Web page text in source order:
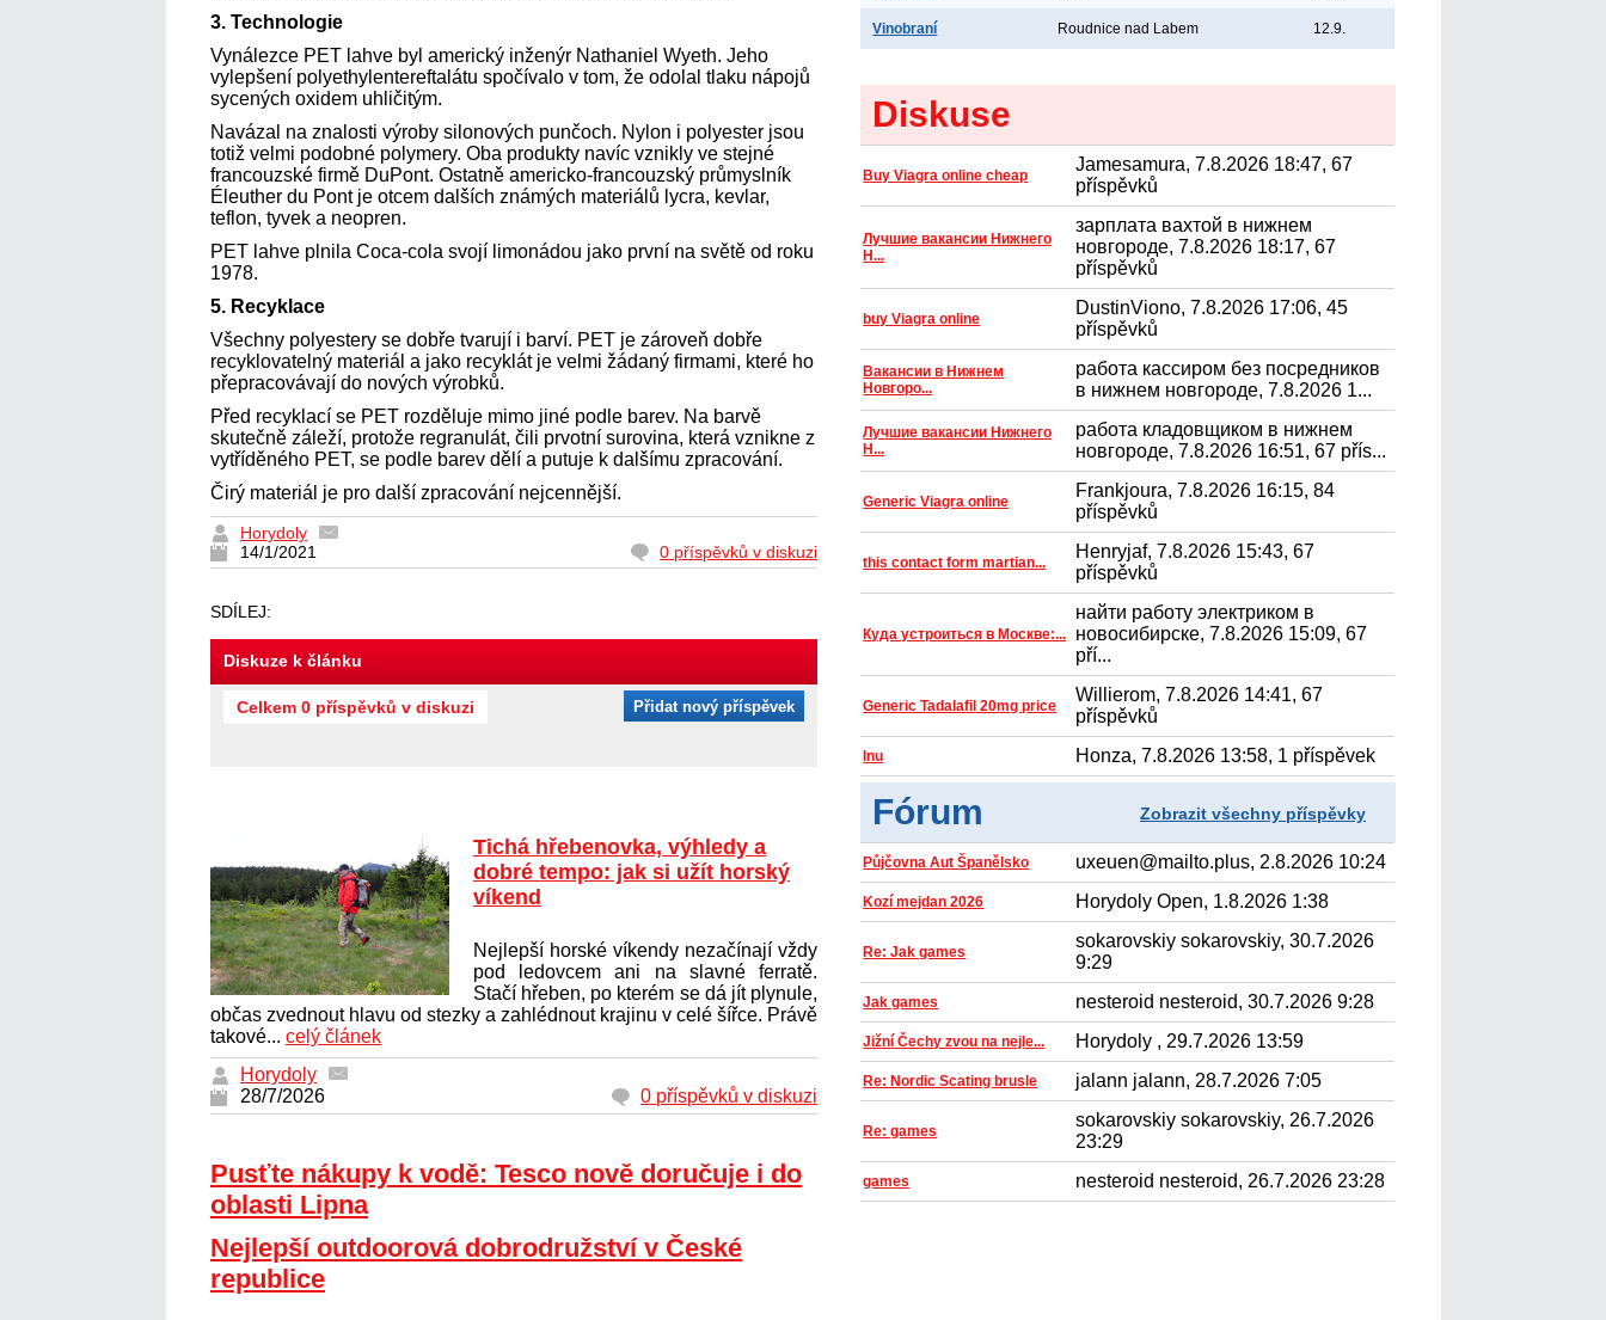
3. Technologie
Vynálezce PET lahve byl americký inženýr Nathaniel Wyeth. Jeho
vylepšení polyethylentereftalátu spočívalo v tom, že odolal tlaku nápojů
sycených oxidem uhličitým.
Navázal na znalosti výroby silonových punčoch. Nylon i polyester jsou
totiž velmi podobné polymery. Oba produkty navíc vznikly ve stejné
francouzské firmě DuPont. Ostatně americko-francouzský průmyslník
Éleuther du Pont je otcem dalších známých materiálů lycra, kevlar,
teflon, tyvek a neopren.
PET lahve plnila Coca-cola svojí limonádou jako první na světě od roku
1978.
5. Recyklace
Všechny polyestery se dobře tvarují i barví. PET je zároveň dobře
recyklovatelný materiál a jako recyklát je velmi žádaný firmami, které ho
přepracovávají do nových výrobků.
Před recyklací se PET rozděluje mimo jiné podle barev. Na barvě
skutečně záleží, protože regranulát, čili prvotní surovina, která vznikne z
vytříděného PET, se podle barev dělí a putuje k dalšímu zpracování.
Čirý materiál je pro další zpracování nejcennější.
Horydoly
14/1/2021
0 příspěvků v diskuzi
SDÍLEJ:
Diskuze k článku
Celkem 0 příspěvků v diskuzi Přidat nový příspěvek
Tichá hřebenovka, výhledy a
dobré tempo: jak si užít horský
víkend
Nejlepší horské víkendy nezačínají vždy
pod ledovcem ani na slavné ferratě.
Stačí hřeben, po kterém se dá jít plynule,
občas zvednout hlavu od stezky a zahlédnout krajinu v celé šířce. Právě
takové... celý článek
Horydoly
28/7/2026
0 příspěvků v diskuzi
Pusťte nákupy k vodě: Tesco nově doručuje i do
oblasti Lipna
Nejlepší outdoorová dobrodružství v České
republice
Vinobraní Roudnice nad Labem 12.9.
Diskuse
Buy Viagra online cheap
Jamesamura, 7.8.2026 18:47, 67
příspěvků
Лучшие вакансии Нижнего
Н...
зарплата вахтой в нижнем
новгороде, 7.8.2026 18:17, 67
příspěvků
buy Viagra online
DustinViono, 7.8.2026 17:06, 45
příspěvků
Вакансии в Нижнем
Новгоро...
работа кассиром без посредников
в нижнем новгороде, 7.8.2026 1...
Лучшие вакансии Нижнего
Н...
работа кладовщиком в нижнем
новгороде, 7.8.2026 16:51, 67 přís...
Generic Viagra online
Frankjoura, 7.8.2026 16:15, 84
příspěvků
this contact form martian...
Henryjaf, 7.8.2026 15:43, 67
příspěvků
Куда устроиться в Москве:...
найти работу электриком в
новосибирске, 7.8.2026 15:09, 67
pří...
Generic Tadalafil 20mg price
Willierom, 7.8.2026 14:41, 67
příspěvků
Inu Honza, 7.8.2026 13:58, 1 příspěvek
Fórum Zobrazit všechny příspěvky
Půjčovna Aut Španělsko uxeuen@mailto.plus, 2.8.2026 10:24
Kozí mejdan 2026 Horydoly Open, 1.8.2026 1:38
Re: Jak games
sokarovskiy sokarovskiy, 30.7.2026
9:29
Jak games nesteroid nesteroid, 30.7.2026 9:28
Jižní Čechy zvou na nejle... Horydoly , 29.7.2026 13:59
Re: Nordic Scating brusle jalann jalann, 28.7.2026 7:05
Re: games
sokarovskiy sokarovskiy, 26.7.2026
23:29
games nesteroid nesteroid, 26.7.2026 23:28